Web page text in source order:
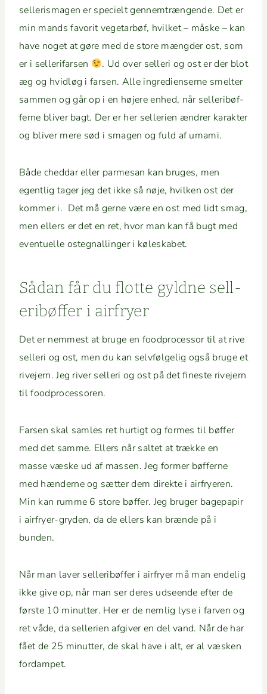
sel­l­eris­ma­gen er specielt gen­nemtræn­gende. Det er
min mands favorit veg­e­tar­bøf, hvilket – måske – kan
have noget at gøre med de store mængder ost, som
er i sel­l­er­i­farsen
. Ud over sel­l­eri og ost er der blot
æg og hvidløg i farsen. Alle ingre­di­enserne smelter
sam­men og går op i en højere enhed, når sel­l­eribøf­
ferne bliv­er bagt. Der er her sel­l­e­rien ændr­er karak­ter
og bliv­er mere sød i sma­gen og fuld af umami.
Både ched­dar eller parme­san kan bruges, men
egentlig tager jeg det ikke så nøje, hvilken ost der
kom­mer i. Det må gerne være en ost med lidt smag,
men ellers er det en ret, hvor man kan få bugt med
eventuelle osteg­nallinger i køleskabet.
Sådan får du flotte gyldne sel­l­
eribøf­fer i airfryer
Det er nemmest at bruge en food­proces­sor til at rive
sel­l­eri og ost, men du kan selvføl­gelig også bruge et
rive­jern. Jeg riv­er sel­l­eri og ost på det fineste rive­jern
til foodprocessoren.
Farsen skal sam­les ret hur­tigt og formes til bøf­fer
med det samme. Ellers når saltet at trække en
masse væske ud af massen. Jeg for­mer bøf­ferne
med hæn­derne og sæt­ter dem direk­te i air­fry­eren.
Min kan rumme 6 store bøf­fer. Jeg bruger bagepa­pir
i air­fry­er-gry­den, da de ellers kan brænde på i
bunden.
Når man laver sel­l­eribøf­fer i air­fry­er må man endelig
ikke give op, når man ser deres udseende efter de
første 10 min­ut­ter. Her er de nem­lig lyse i far­ven og
ret våde, da sel­l­e­rien afgiv­er en del vand. Når de har
fået de 25 min­ut­ter, de skal have i alt, er al væsken
fordampet.